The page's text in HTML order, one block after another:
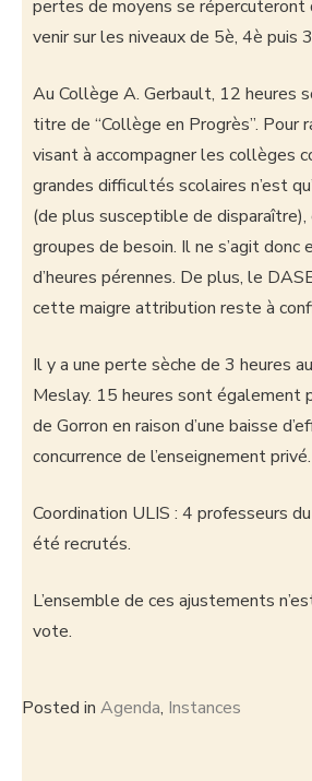
pertes de moyens se répercuteront
venir sur les niveaux de 5è, 4è puis
Au Collège A. Gerbault, 12 heures
titre de “Collège en Progrès”. Pour
visant à accompagner les collèges
grandes difficultés scolaires n’est
(de plus susceptible de disparaître),
groupes de besoin. Il ne s’agit donc
d’heures pérennes. De plus, le
cette maigre attribution reste à
Il y a une perte sèche de 3 heures
Meslay. 15 heures sont également
de Gorron en raison d’une baisse
concurrence de l’enseignement privé.
Coordination ULIS : 4 professeurs
été recrutés.
L’ensemble de ces ajustements
vote.
Posted in Agenda, Instances